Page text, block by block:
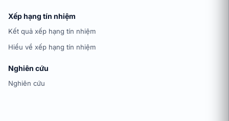
Xếp hạng tín nhiệm
Kết quả xếp hạng tín nhiệm
Hiểu về xếp hạng tín nhiệm
Nghiên cứu
Nghiên cứu